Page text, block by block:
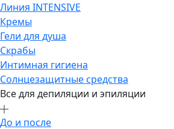
Линия INTENSIVE
Кремы
Гели для душа
Скрабы
Интимная гигиена
Солнцезащитные средства
Все для депиляции и эпиляции
До и после